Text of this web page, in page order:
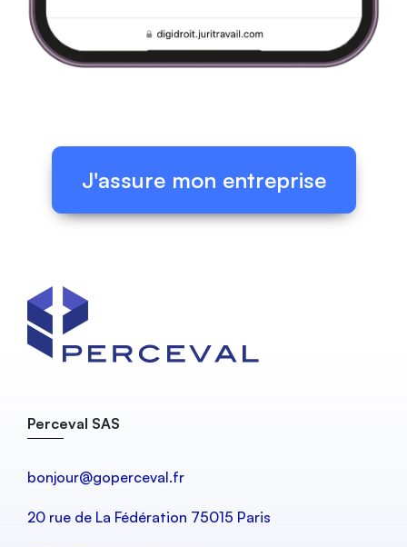
J'assure mon entreprise
Perceval SAS
bonjour@goperceval.fr
20 rue de La Fédération 75015 Paris